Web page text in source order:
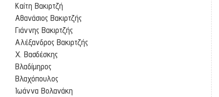
Καίτη Βακιρτζή
Αθανάσιος Βακιρτζής
Γιάννης Βακιρτζής
Αλέξανδρος Βακιρτζής
Χ. Βασδέσκης
Βλαδίμηρος
Βλαχόπουλος
Ιωάννα Βολανάκη